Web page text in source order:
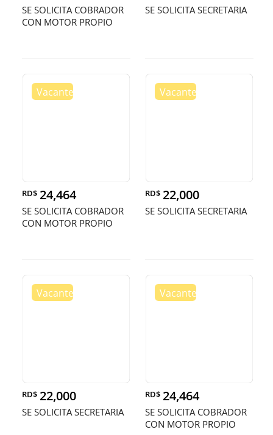
SE SOLICITA COBRADOR
CON MOTOR PROPIO
SE SOLICITA SECRETARIA
RD$ 24,464
SE SOLICITA COBRADOR
CON MOTOR PROPIO
RD$ 22,000
SE SOLICITA SECRETARIA
RD$ 22,000
SE SOLICITA SECRETARIA
RD$ 24,464
SE SOLICITA COBRADOR
CON MOTOR PROPIO